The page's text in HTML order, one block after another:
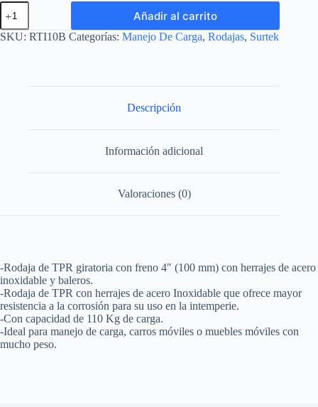
Rodaja
de
TPR
gris
cantidad
Añadir al carrito
SKU: RTI10B Categorías: Manejo De Carga, Rodajas, Surtek
Descripción
Información adicional
Valoraciones (0)
-Rodaja de TPR giratoria con freno 4″ (100 mm) con herrajes de acero
inoxidable y baleros.
-Rodaja de TPR con herrajes de acero Inoxidable que ofrece mayor
resistencia a la corrosión para su uso en la intemperie.
-Con capacidad de 110 Kg de carga.
-Ideal para manejo de carga, carros móviles o muebles móviles con
mucho peso.